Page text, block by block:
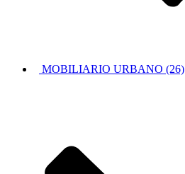
MOBILIARIO URBANO (26)